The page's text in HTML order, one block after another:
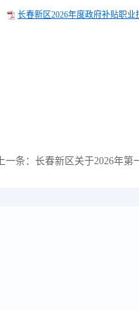
长春新区2026年度政府补贴职
上一条： 长春新区关于2026年第一季度高校毕业生就